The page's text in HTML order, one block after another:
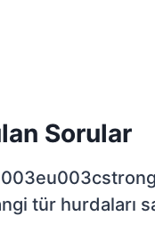
Sorular
tür hurdaları